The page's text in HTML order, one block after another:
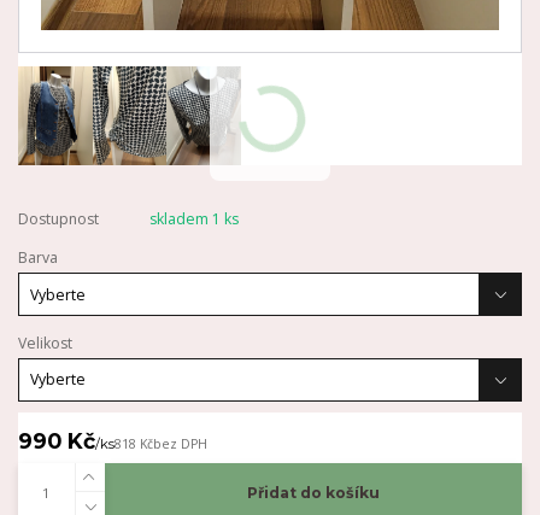
Dostupnost
skladem 1 ks
Barva
Velikost
990 Kč/ks818 Kčbez DPH
Přidat do košíku